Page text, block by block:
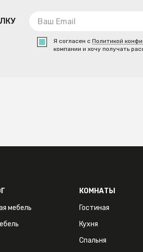
Я согласен с Политикой
компании и хочу получать
мебель
КОМНАТЫ
Гостиная
Кухня
Спальня